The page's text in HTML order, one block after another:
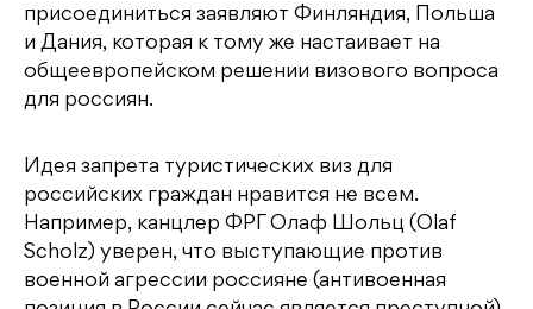
присоединиться заявляют Финляндия, Польша
и Дания, которая к тому же настаивает на
общеевропейском решении визового вопроса
для россиян.
Идея запрета туристических виз для
российских граждан нравится не всем.
Например, канцлер ФРГ Олаф Шольц (Olaf
Scholz) уверен, что выступающие против
военной агрессии россияне (антивоенная